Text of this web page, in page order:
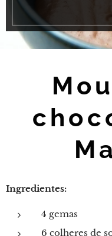
Ingredientes:
4 gemas
6 colheres de